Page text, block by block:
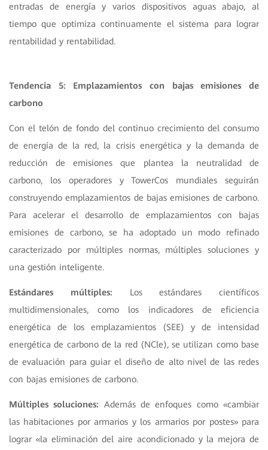
entradas de energía y varios dispositivos aguas abajo, al
tiempo que optimiza continuamente el sistema para lograr
rentabilidad y rentabilidad.
Tendencia 5: Emplazamientos con bajas emisiones de
carbono
Con el telón de fondo del continuo crecimiento del consumo
de energía de la red, la crisis energética y la demanda de
reducción de emisiones que plantea la neutralidad de
carbono, los operadores y TowerCos mundiales seguirán
construyendo emplazamientos de bajas emisiones de carbono.
Para acelerar el desarrollo de emplazamientos con bajas
emisiones de carbono, se ha adoptado un modo refinado
caracterizado por múltiples normas, múltiples soluciones y
una gestión inteligente.
Estándares múltiples: Los estándares científicos
multidimensionales, como los indicadores de eficiencia
energética de los emplazamientos (SEE) y de intensidad
energética de carbono de la red (NCle), se utilizan como base
de evaluación para guiar el diseño de alto nivel de las redes
con bajas emisiones de carbono.
Múltiples soluciones: Además de enfoques como «cambiar
las habitaciones por armarios y los armarios por postes» para
lograr «la eliminación del aire acondicionado y la mejora de